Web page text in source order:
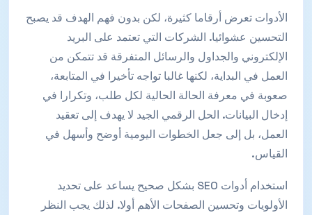
الأدوات تعرض أرقاما كثيرة، لكن بدون فهم الهدف قد يصبح
التحسين عشوائيا. الشركات التي تعتمد على البريد
الإلكتروني والجداول والرسائل المتفرقة قد تتمكن من
العمل في البداية، لكنها غالبا تواجه تأخيرا في المتابعة،
صعوبة في معرفة الحالة الحالية لكل طلب، وتكرارا في
إدخال البيانات. الحل الرقمي الجيد لا يهدف إلى تعقيد
العمل، بل إلى جعل الخطوات اليومية أوضح وأسهل في
القياس.
استخدام أدوات SEO بشكل صحيح يساعد على تحديد
الأولويات وتحسين الصفحات الأهم أولا. لذلك يجب النظر